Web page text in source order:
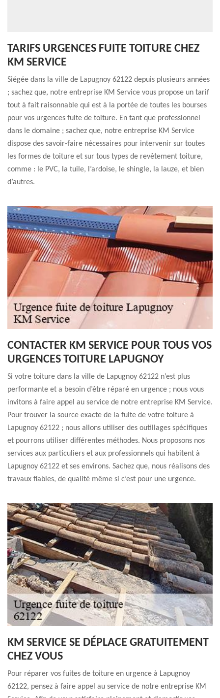
TARIFS URGENCES FUITE TOITURE CHEZ
KM SERVICE
Siégée dans la ville de Lapugnoy 62122 depuis plusieurs années
; sachez que, notre entreprise KM Service vous propose un tarif
tout à fait raisonnable qui est à la portée de toutes les bourses
pour vos urgences fuite de toiture. En tant que professionnel
dans le domaine ; sachez que, notre entreprise KM Service
dispose des savoir-faire nécessaires pour intervenir sur toutes
les formes de toiture et sur tous types de revêtement toiture,
comme : le PVC, la tuile, l’ardoise, le shingle, la lauze, et bien
d’autres.
CONTACTER KM SERVICE POUR TOUS VOS
URGENCES TOITURE LAPUGNOY
Si votre toiture dans la ville de Lapugnoy 62122 n’est plus
performante et a besoin d’être réparé en urgence ; nous vous
invitons à faire appel au service de notre entreprise KM Service.
Pour trouver la source exacte de la fuite de votre toiture à
Lapugnoy 62122 ; nous allons utiliser des outillages spécifiques
et pourrons utiliser différentes méthodes. Nous proposons nos
services aux particuliers et aux professionnels qui habitent à
Lapugnoy 62122 et ses environs. Sachez que, nous réalisons des
travaux fiables, de qualité même si c’est pour une urgence.
KM SERVICE SE DÉPLACE GRATUITEMENT
CHEZ VOUS
Pour réparer vos fuites de toiture en urgence à Lapugnoy
62122, pensez à faire appel au service de notre entreprise KM